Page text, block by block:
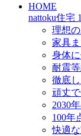
HOME
nattoku住宅
理想
家具
身体
耐震
徹底
頑丈
2030
100年
快適